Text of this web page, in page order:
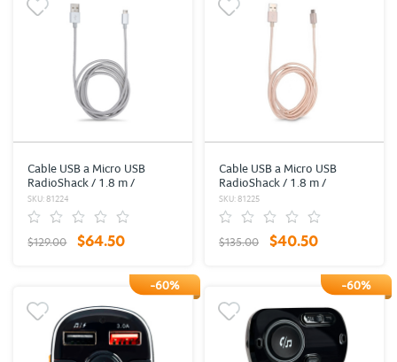
Cable USB a Micro USB
RadioShack / 1.8 m /
Trenzado / Plata
SKU: 81224
$129.00 $64.50
Cable USB a Micro USB
RadioShack / 1.8 m /
Trenzado / Oro
SKU: 81225
$135.00 $40.50
-60% -60%